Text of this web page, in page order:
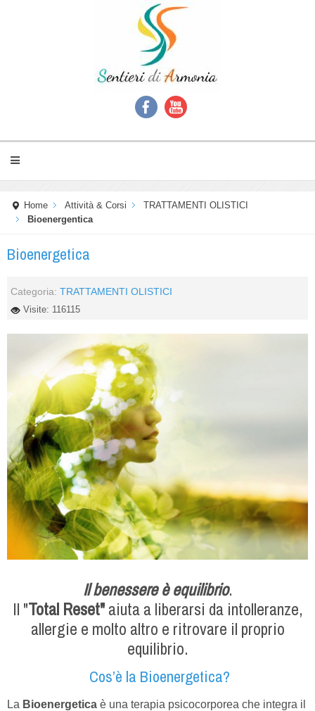
Home Attività & Corsi
TRATTAMENTI OLISTICI
Bioenergentica
Bioenergetica
Categoria: TRATTAMENTI OLISTICI
Visite: 116115
Il benessere è equilibrio.
Il "Total Reset"aiuta a liberarsi da intolleranze,
allergie e molto altro e ritrovare il proprio
equilibrio.
Cos’è la Bioenergetica?
La Bioenergetica è una terapia psicocorporea che integra il